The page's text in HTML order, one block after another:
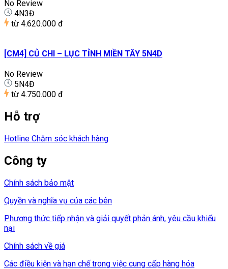
No Review
4N3Đ
từ 4.620.000 đ
[CM4] CỦ CHI – LỤC TỈNH MIỀN TÂY 5N4D
No Review
5N4Đ
từ 4.750.000 đ
Hỗ trợ
Hotline Chăm sóc khách hàng
Công ty
Chính sách bảo mật
Quyền và nghĩa vụ của các bên
Phương thức tiếp nhận và giải quyết phản ánh, yêu cầu khiếu
nại
Chính sách về giá
Các điều kiện và hạn chế trong việc cung cấp hàng hóa